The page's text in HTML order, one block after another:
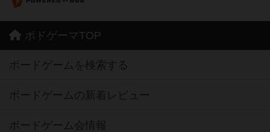
ボドゲーマTOP
ボードゲームを検索する
ボードゲームの新着レビュー
ボードゲーム会情報